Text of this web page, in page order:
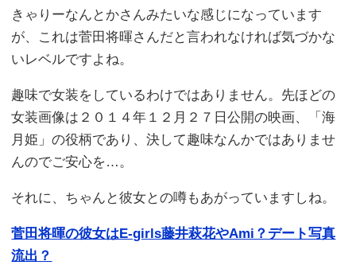
きゃりーなんとかさんみたいな感じになっています
が、これは菅田将暉さんだと言われなければ気づかな
いレベルですよね。
趣味で女装をしているわけではありません。先ほどの
女装画像は２０１４年１２月２７日公開の映画、「海
月姫」の役柄であり、決して趣味なんかではありませ
んのでご安心を…。
それに、ちゃんと彼女との噂もあがっていますしね。
菅田将暉の彼女はE-girls藤井萩花やAmi？デート写真
流出？